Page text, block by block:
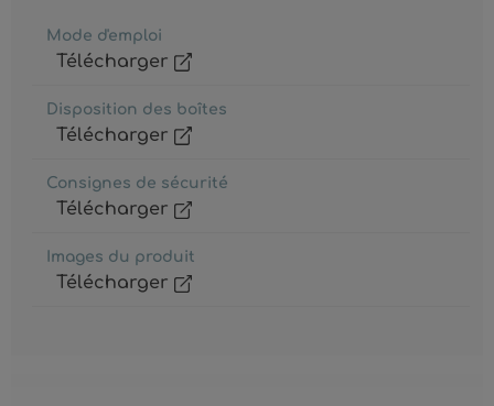
Mode d'emploi
Télécharger
Disposition des boîtes
Télécharger
Consignes de sécurité
Télécharger
Images du produit
Télécharger